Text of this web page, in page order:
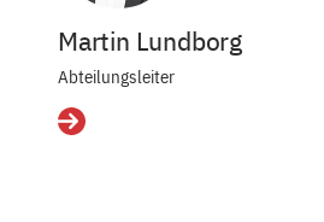
Martin Lundborg
Abteilungsleiter
Details